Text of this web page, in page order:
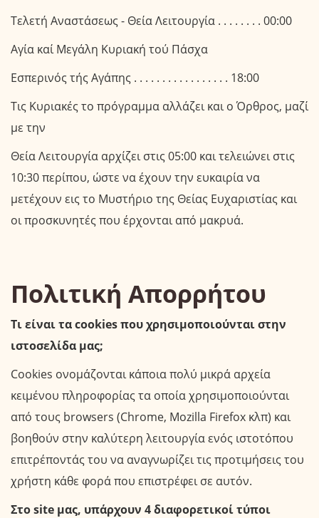
Τελετή Αναστάσεως - Θεία Λειτουργία . . . . . . . . 00:00
Αγία καί Μεγάλη Κυριακή τού Πάσχα
Εσπερινός τής Αγάπης . . . . . . . . . . . . . . . . . 18:00
Τις Κυριακές το πρόγραμμα αλλάζει και ο Όρθρος, μαζί
με την
Θεία Λειτουργία αρχίζει στις 05:00 και τελειώνει στις
10:30 περίπου, ώστε να έχουν την ευκαιρία να
μετέχουν εις το Μυστήριο της Θείας Ευχαριστίας και
οι προσκυνητές που έρχονται από μακρυά.
Πολιτική Απορρήτου
Τι είναι τα cookies που χρησιμοποιούνται στην
ιστοσελίδα μας;
Cookies ονομάζονται κάποια πολύ μικρά αρχεία
κειμένου πληροφορίας τα οποία χρησιμοποιούνται
από τους browsers (Chrome, Mozilla Firefox κλπ) και
βοηθούν στην καλύτερη λειτουργία ενός ιστοτόπου
επιτρέποντάς του να αναγνωρίζει τις προτιμήσεις του
χρήστη κάθε φορά που επιστρέφει σε αυτόν.
Στο site μας, υπάρχουν 4 διαφορετικοί τύποι